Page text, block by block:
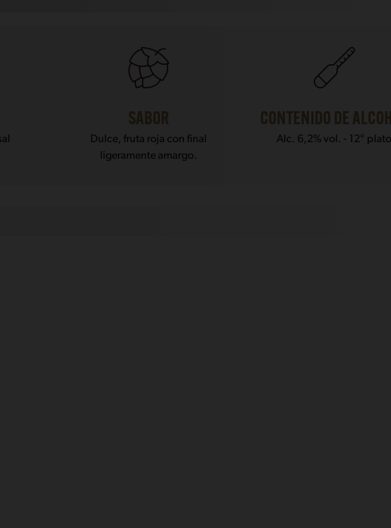
SABOR
Dulce, fruta roja con final
ligeramente amargo.
CONTENIDO DE
Alc. 6,2% vol. - 12°